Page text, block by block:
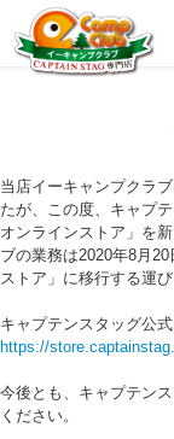
当店イーキャンプクラ
たが、この度、キャプ
オンラインストア」を
ブの業務は2020年8月
ストア」に移行する運び
キャプテンスタッグ公
https://
今後とも、キャプテン
ください。